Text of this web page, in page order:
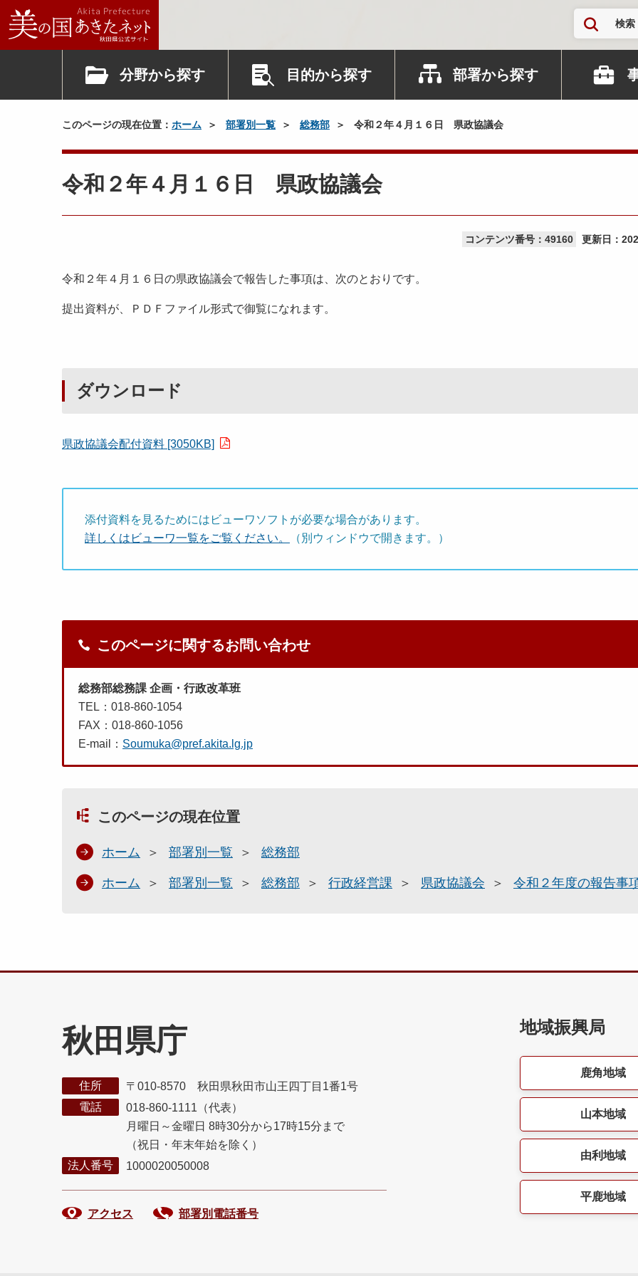
検索
分野から探す 目的から探す 部署から探す
このページの現在位置： ホーム 部署別一覧 総務部 令和２年４月１６日 県政協議会
令和２年４月１６日 県政協議会
コンテンツ番号：49160 更新日：
令和２年４月１６日の県政協議会で報告した事項は、次のとおりです。
提出資料が、ＰＤＦファイル形式で御覧になれます。
ダウンロード
県政協議会配付資料 [3050KB]
添付資料を見るためにはビューワソフトが必要な場合があります。
詳しくはビューワ一覧をご覧ください。
（別ウィンドウで開きます。）
このページに関するお問い合わせ
総務部総務課 企画・行政改革班
TEL：018-860-1054
FAX：018-860-1056
E-mail： Soumuka@pref.akita.lg.jp
このページの現在位置
ホーム 部署別一覧 総務部
ホーム 部署別一覧 総務部 行政経営課 県政協議会 令和２年度の報告事
秋田県庁
住所
〒010-8570 秋田県秋田市山王四丁目1番1号
電話
018-860-1111（代表）
月曜日～金曜日 8時30分から17時15分まで
（祝日・年末年始を除く）
法人番号
1000020050008
アクセス 部署別電話番号
地域振興局
鹿角地域
山本地域
由利地域
平鹿地域